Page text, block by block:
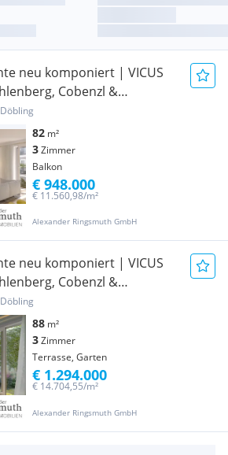
neu komponiert | VICUS
Cobenzl &
82 m²
3Zimmer
Balkon
Alexander Ringsmuth GmbH
€ 11.560,98/m²
€ 948.000
neu komponiert | VICUS
Cobenzl &
88 m²
3Zimmer
Terrasse, Garten
Alexander Ringsmuth GmbH
€ 14.704,55/m²
€ 1.294.000